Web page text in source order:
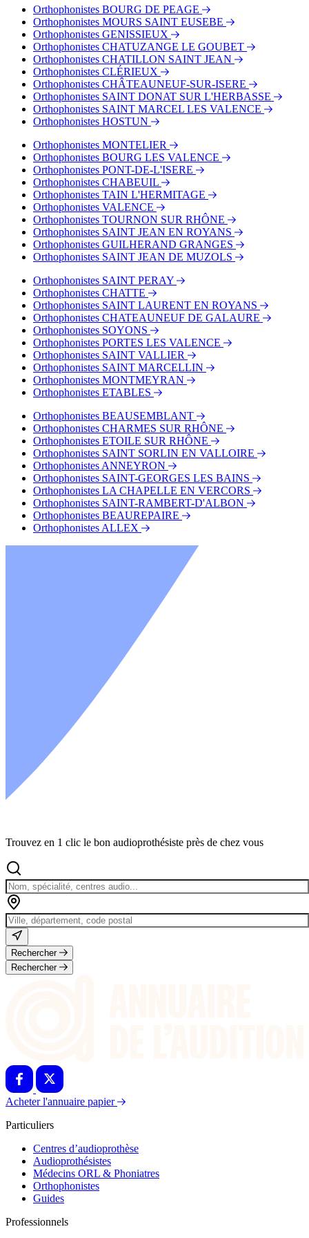
Bus - Triboulet
Orthophonistes BOURG DE PEAGE
Orthophonistes MOURS SAINT EUSEBE
Orthophonistes GENISSIEUX
Orthophonistes CHATUZANGE LE GOUBET
Orthophonistes CHATILLON SAINT JEAN
Orthophonistes CLÉRIEUX
Orthophonistes CHÂTEAUNEUF-SUR-ISERE
Orthophonistes SAINT DONAT SUR L'HERBASSE
Orthophonistes SAINT MARCEL LES VALENCE
Orthophonistes HOSTUN
Orthophonistes MONTELIER
Orthophonistes BOURG LES VALENCE
Orthophonistes PONT-DE-L'ISERE
Orthophonistes CHABEUIL
Orthophonistes TAIN L'HERMITAGE
Orthophonistes VALENCE
Orthophonistes TOURNON SUR RHÔNE
Orthophonistes SAINT JEAN EN ROYANS
Orthophonistes GUILHERAND GRANGES
Orthophonistes SAINT JEAN DE MUZOLS
Orthophonistes SAINT PERAY
Orthophonistes CHATTE
Orthophonistes SAINT LAURENT EN ROYANS
Orthophonistes CHATEAUNEUF DE GALAURE
Orthophonistes SOYONS
Orthophonistes PORTES LES VALENCE
Orthophonistes SAINT VALLIER
Orthophonistes SAINT MARCELLIN
Orthophonistes MONTMEYRAN
Orthophonistes ETABLES
Orthophonistes BEAUSEMBLANT
Orthophonistes CHARMES SUR RHÔNE
Orthophonistes ETOILE SUR RHÔNE
Orthophonistes SAINT SORLIN EN VALLOIRE
Orthophonistes ANNEYRON
Orthophonistes SAINT-GEORGES LES BAINS
Orthophonistes LA CHAPELLE EN VERCORS
Orthophonistes SAINT-RAMBERT-D'ALBON
Orthophonistes BEAUREPAIRE
Orthophonistes ALLEX
Trouvez en 1 clic le bon audioprothésiste près de chez vous
Rechercher
Rechercher
Acheter l'annuaire papier
Particuliers
Centres d’audioprothèse
Audioprothésistes
Médecins ORL & Phoniatres
Orthophonistes
Guides
Professionnels